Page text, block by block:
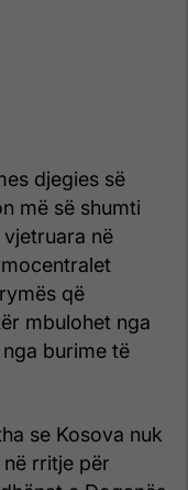
djegies së
më së shumti
në
që
mbulohet nga
burime të
se Kosova nuk
rritje për